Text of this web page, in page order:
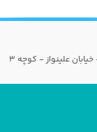
علینواز - کوچه 3